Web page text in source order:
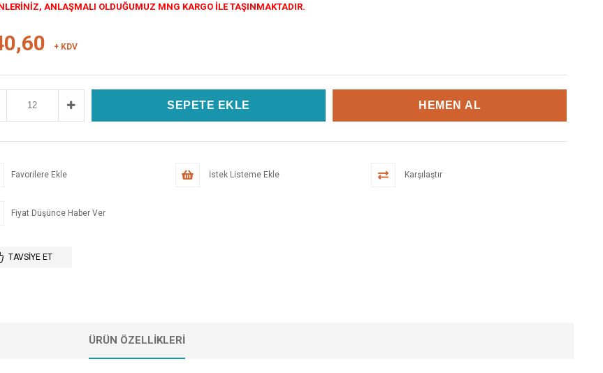
ANLAŞMALI OLDUĞUMUZ MNG KARGO İLE TAŞINMAKTADIR.
+ KDV
Favorilere Ekle İstek Listeme Ekle Karşılaştır
Fiyat Düşünce Haber Ver
TAVSIYE ET
ÜRÜN ÖZELLIKLERI